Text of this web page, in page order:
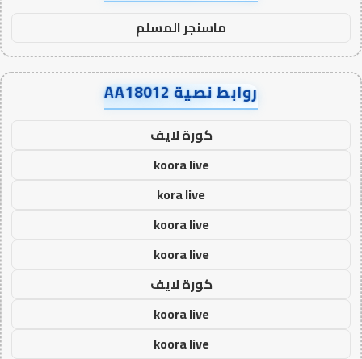
ماسنجر المسلم
روابط نصية AA18012
كورة لايف
koora live
kora live
koora live
koora live
كورة لايف
koora live
koora live